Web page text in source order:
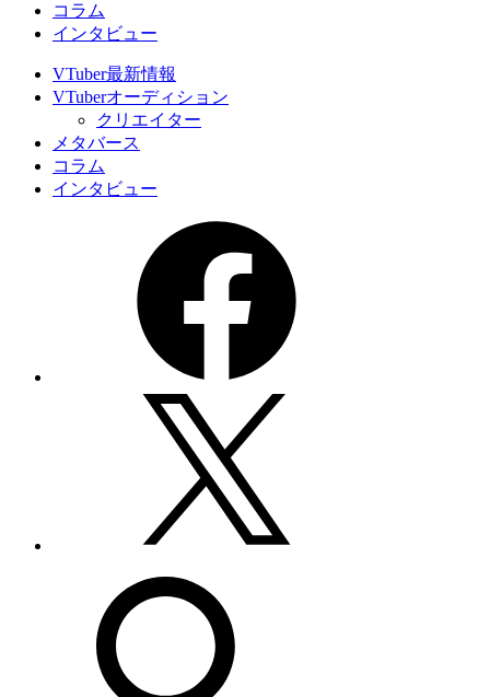
コラム
インタビュー
VTuber最新情報
VTuberオーディション
クリエイター
メタバース
コラム
インタビュー